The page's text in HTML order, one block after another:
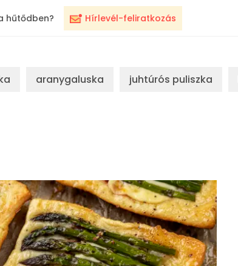
Hírlevél-feliratkozás
hűtődben?
aranygaluska juhtúrós puliszka